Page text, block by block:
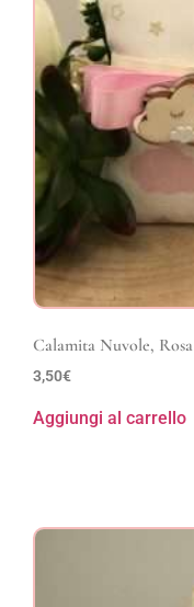
Calamita Nuvole, Rosa
3,50€
Aggiungi al carrello